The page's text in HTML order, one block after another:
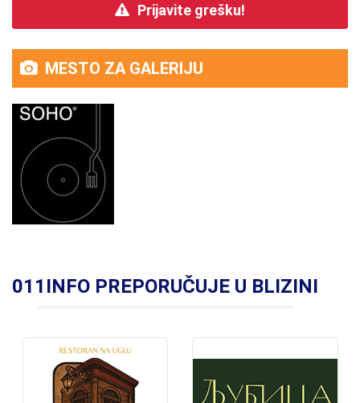
Prijavite grešku!
MESTO ZA GALERIJU
011INFO PREPORUČUJE U BLIZINI